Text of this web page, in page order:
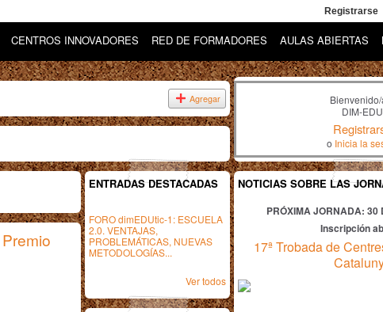
Registrarse
CENTROS INNOVADORES RED DE FORMADORES AULAS ABIERTAS
Agregar
ENTRADAS DESTACADAS
FORO dimEDUtic-1: ESCUELA
2.0. VENTAJAS,
PROBLEMÁTICAS, NUEVAS
METODOLOGÍAS...
Ver todos
DIM-EDU
o Inicia la
NOTICIAS SOBRE LAS
PRÓXIMA JORNADA: 30
Inscripción
17ª Trobada de